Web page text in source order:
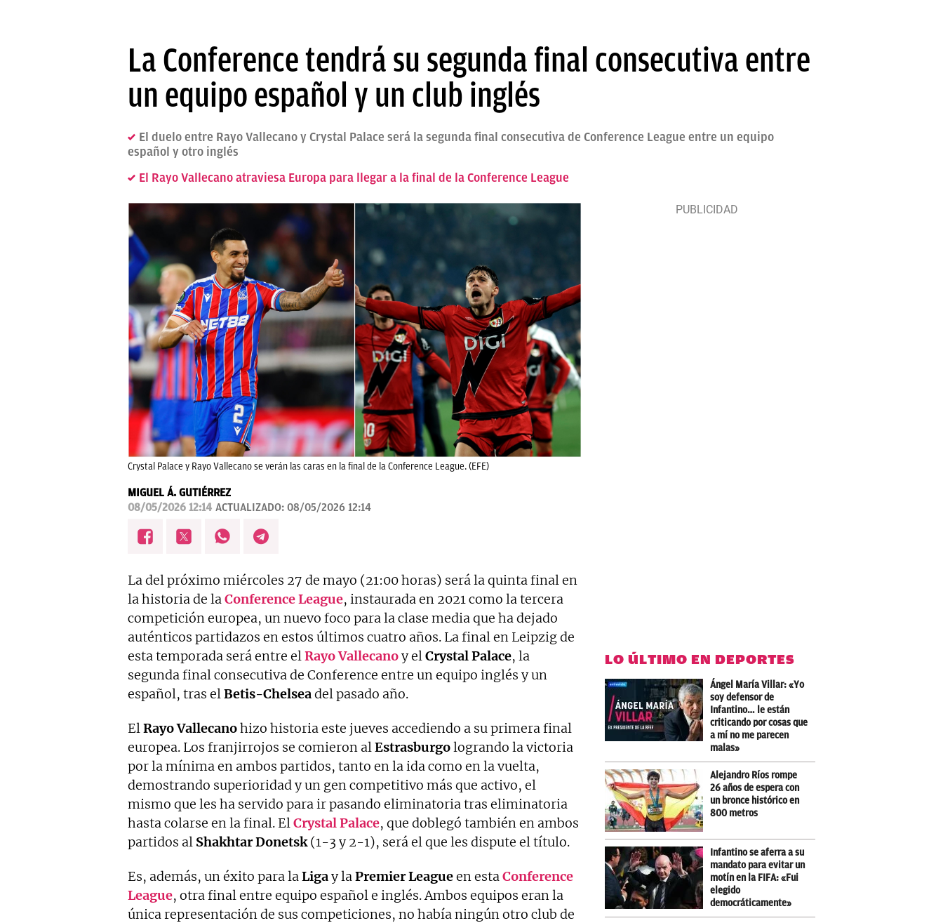
La Conference tendrá su segunda final consecutiva entre
un equipo español y un club inglés
El duelo entre Rayo Vallecano y Crystal Palace será la segunda final consecutiva de Conference League entre un equipo
español y otro inglés
El Rayo Vallecano atraviesa Europa para llegar a la final de la Conference League
Crystal Palace y Rayo Vallecano se verán las caras en la final de la Conference League. (EFE)
MIGUEL Á. GUTIÉRREZ
08/05/2026 12:14 ACTUALIZADO: 08/05/2026 12:14
La del próximo miércoles 27 de mayo (21:00 horas) será la quinta final en
la historia de laConferenceLeague, instaurada en 2021 como la tercera
competición europea, un nuevo foco para la clase media que ha dejado
auténticos partidazos en estos últimos cuatro años. La final en Leipzig de
esta temporada será entre elRayoVallecanoy elCrystalPalace, la
segunda final consecutiva de Conference entre un equipo inglés y un
español, tras elBetis-Chelseadel pasado año.
ElRayoVallecanohizo historia este jueves accediendo a su primera final
europea. Los franjirrojos se comieron alEstrasburgologrando la victoria
por la mínima en ambos partidos, tanto en la ida como en la vuelta,
demostrando superioridad y un gen competitivo más que activo, el
mismo que les ha servido para ir pasando eliminatoria tras eliminatoria
hasta colarse en la final. ElCrystalPalace, que doblegó también en ambos
partidos al ShakhtarDonetsk(1-3 y 2-1), será el que les dispute el título.
Es, además, un éxito para laLigay laPremierLeagueen estaConference
League, otra final entre equipo español e inglés. Ambos equipos eran la
única representación de sus competiciones, no había ningún otro club de
LO ÚLTIMO EN DEPORTES
Ángel María Villar: «Yo
soy defensor de
Infantino… le están
criticando por cosas que
a mí no me parecen
malas»
Alejandro Ríos rompe
26 años de espera con
un bronce histórico en
800 metros
Infantino se aferra a su
mandato para evitar un
motín en la FIFA: «Fui
elegido
democráticamente»